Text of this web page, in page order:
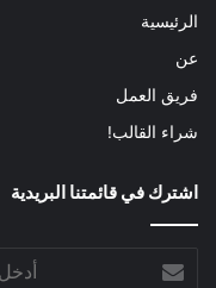
الرئيسية
عن
فريق العمل
شراء القالب!
اشترك في قائمتنا البريدية
بريدك